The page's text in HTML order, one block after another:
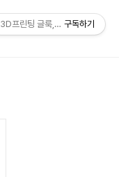
3D프린팅 글룩,GLUCK
구독하기